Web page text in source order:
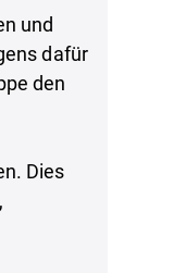
und
dafür
den
Dies